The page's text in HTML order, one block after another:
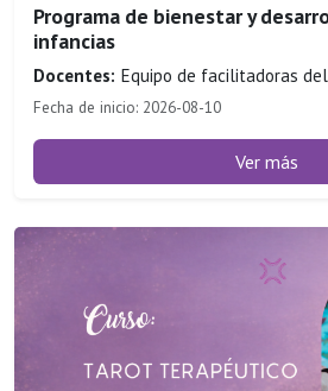
Programa de bienestar y
infancias
Docentes: Equipo de facilitadoras
Fecha de inicio: 2026-08-10
Ver más